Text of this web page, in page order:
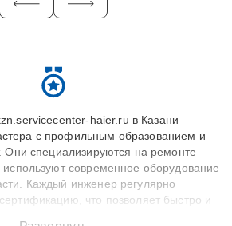
haier.ru в Казани
с профильным образованием и
Они специализируются на ремонте
современное оборудование
Каждый инженер регулярно
что позволяет быстро и